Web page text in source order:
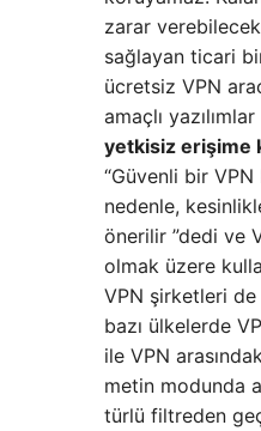
zarar
sağlayan ticari
ücretsiz VPN
amaçlı
yetkisiz erişime
“Güvenli bir
nedenle,
önerilir ”dedi ve
olmak üzere
VPN şirketleri de
bazı ülkelerde
ile VPN
metin modunda
türlü filtreden